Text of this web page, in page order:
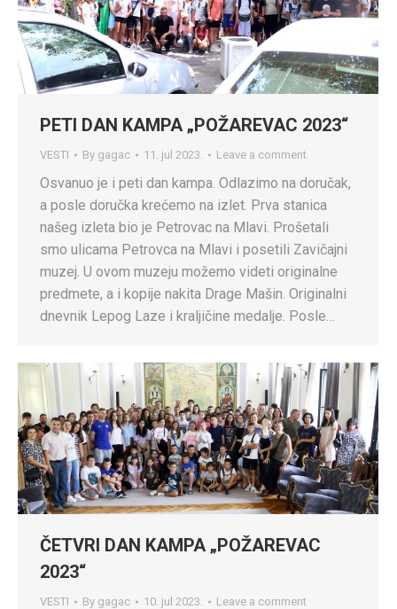
PETI DAN KAMPA „POŽAREVAC 2023“
VESTI By gagac 11. jul 2023. Leave a comment
Osvanuo je i peti dan kampa. Odlazimo na doručak,
a posle doručka krećemo na izlet. Prva stanica
našeg izleta bio je Petrovac na Mlavi. Prošetali
smo ulicama Petrovca na Mlavi i posetili Zavičajni
muzej. U ovom muzeju možemo videti originalne
predmete, a i kopije nakita Drage Mašin. Originalni
dnevnik Lepog Laze i kraljičine medalje. Posle…
ČETVRI DAN KAMPA „POŽAREVAC
2023“
VESTI By gagac 10. jul 2023. Leave a comment